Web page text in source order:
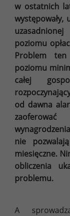
w ostatnich
poziomu
Problem
poziomu
całej
od dawna
nie
miesięczne.
obliczenia
problemu.
A